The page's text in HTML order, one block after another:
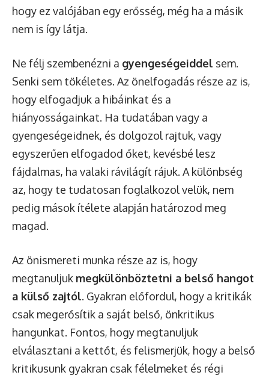
hogy ez valójában egy erősség, még ha a másik
nem is így látja.
Ne félj szembenézni a gyengeségeiddel sem.
Senki sem tökéletes. Az önelfogadás része az is,
hogy elfogadjuk a hibáinkat és a
hiányosságainkat. Ha tudatában vagy a
gyengeségeidnek, és dolgozol rajtuk, vagy
egyszerűen elfogadod őket, kevésbé lesz
fájdalmas, ha valaki rávilágít rájuk. A különbség
az, hogy te tudatosan foglalkozol velük, nem
pedig mások ítélete alapján határozod meg
magad.
Az önismereti munka része az is, hogy
megtanuljuk megkülönböztetni a belső hangot
a külső zajtól. Gyakran előfordul, hogy a kritikák
csak megerősítik a saját belső, önkritikus
hangunkat. Fontos, hogy megtanuljuk
elválasztani a kettőt, és felismerjük, hogy a belső
kritikusunk gyakran csak félelmeket és régi